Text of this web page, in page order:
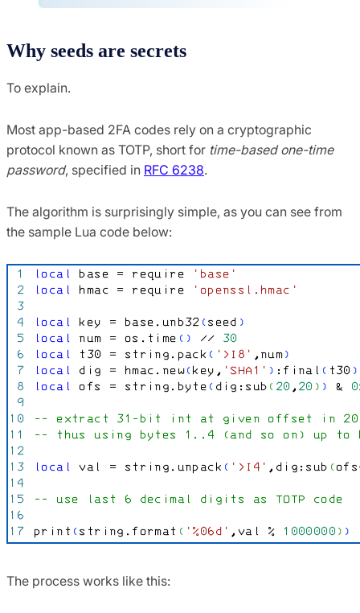
Why seeds are secrets
To explain.
Most app-based 2FA codes rely on a cryptographic
protocol known as TOTP, short for time-based one-time
password, specified in RFC 6238.
The algorithm is surprisingly simple, as you can see from
the sample Lua code below:
The process works like this: